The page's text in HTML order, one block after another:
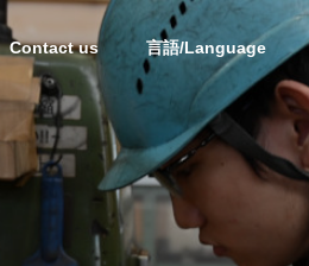
Contact us 言語/Language
OUTLINE
OUTLINE